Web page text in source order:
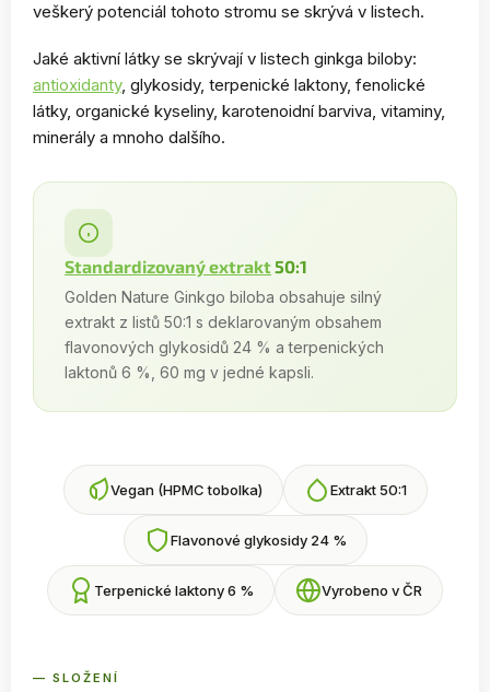
veškerý potenciál tohoto stromu se skrývá v listech.
Jaké aktivní látky se skrývají v listech ginkga biloby:
antioxidanty, glykosidy, terpenické laktony, fenolické
látky, organické kyseliny, karotenoidní barviva, vitaminy,
minerály a mnoho dalšího.
Standardizovaný extrakt50:1
Golden Nature Ginkgo biloba obsahuje silný
extrakt z listů 50:1 s deklarovaným obsahem
flavonových glykosidů 24 % a terpenických
laktonů 6 %, 60 mg v jedné kapsli.
Vegan (HPMC tobolka) Extrakt 50:1
Flavonové glykosidy 24 %
Terpenické laktony 6 % Vyrobeno v ČR
— SLOŽENÍ